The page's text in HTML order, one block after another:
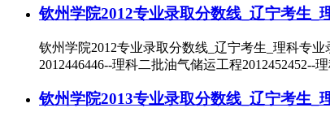
钦州学院2012专业录取分数线_辽宁考生_
钦州学院2012专业录取分数线_辽宁考生_理科专
2012446446--理科二批油气储运工程2012452452--
钦州学院2013专业录取分数线_辽宁考生_